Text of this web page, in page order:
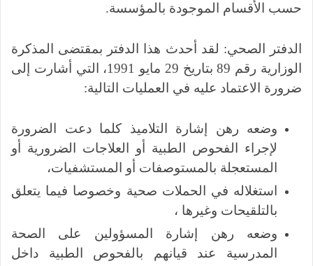
حسب الأقسام الموجودة بالمؤسسة.
الدفتر الصحي: لقد أحدث هذا الدفتر بمقتضى المذكرة
الوزارية رقم 89 بتاريخ 29 مايو 1991، التي أشارت إلى
ضرورة الاعتماد عليه في العمليات التالية:
وضعه رهن إشارة التلاميذ كلما دعت الضرورة
لإجراء الفحوص الطبية أو العلاجات الضرورية أو
المستعجلة بالمستوصفات أو المستشفيات،
استغلاله في الحملات صحية وخصوصا فيما يتعلق
بالتلقيحات وغيرها ،
وضعه رهن إشارة المسؤولين على الصحة
المدرسية عند قيانهم بالفحوص الطبية داخل